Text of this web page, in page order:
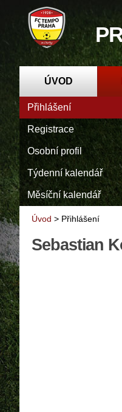
ÚVOD
Přihlášení
Registrace
Osobní profil
Týdenní kalendář
Měsíční kalendář
Úvod > Přihlášení
Sebastian